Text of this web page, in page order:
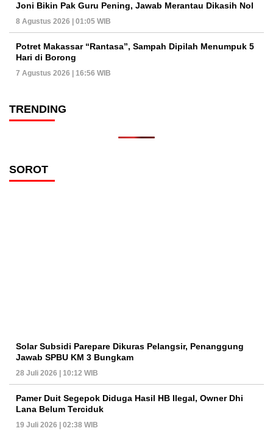
Joni Bikin Pak Guru Pening, Jawab Merantau Dikasih Nol
8 Agustus 2026 | 01:05 WIB
Potret Makassar “Rantasa”, Sampah Dipilah Menumpuk 5
Hari di Borong
7 Agustus 2026 | 16:56 WIB
TRENDING
SOROT
Solar Subsidi Parepare Dikuras Pelangsir, Penanggung
Jawab SPBU KM 3 Bungkam
28 Juli 2026 | 10:12 WIB
Pamer Duit Segepok Diduga Hasil HB Ilegal, Owner Dhi
Lana Belum Terciduk
19 Juli 2026 | 02:38 WIB